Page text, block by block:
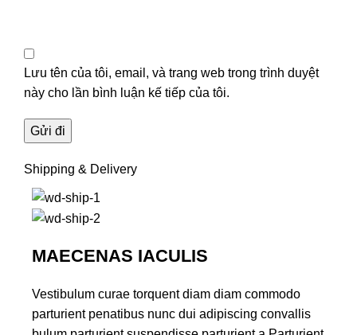
Lưu tên của tôi, email, và trang web trong trình duyệt
này cho lần bình luận kế tiếp của tôi.
Shipping & Delivery
MAECENAS IACULIS
Vestibulum curae torquent diam diam commodo
parturient penatibus nunc dui adipiscing convallis